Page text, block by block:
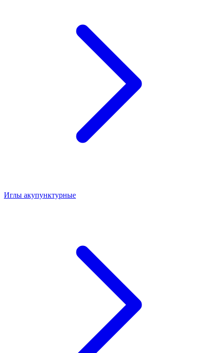
Иглы акупунктурные